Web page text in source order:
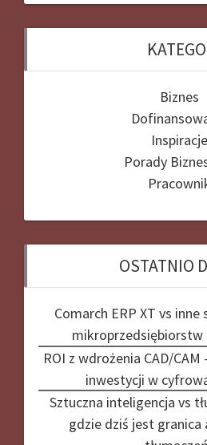
Biznes
Inspiracje
Porady
OSTATNIO
Comarch ERP XT vs inne
mikroprzedsiębiorstw
ROI z wdrożenia CAD/
inwestycji w
Sztuczna inteligencja vs
gdzie dziś jest